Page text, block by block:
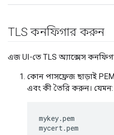
TLS কনফিগার করুন
এজ UI-তে TLS অ্যাক্সেস
কোন পাসফ্রেজ ছাড়াই
এবং কী তৈরি করুন। যেমন:
mykey.pem
mycert.pem